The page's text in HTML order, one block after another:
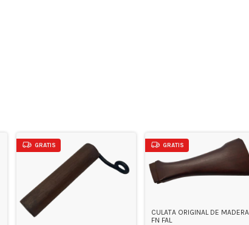
GRATIS GRATIS
CULATA ORIGINAL DE MADERA
FN FAL